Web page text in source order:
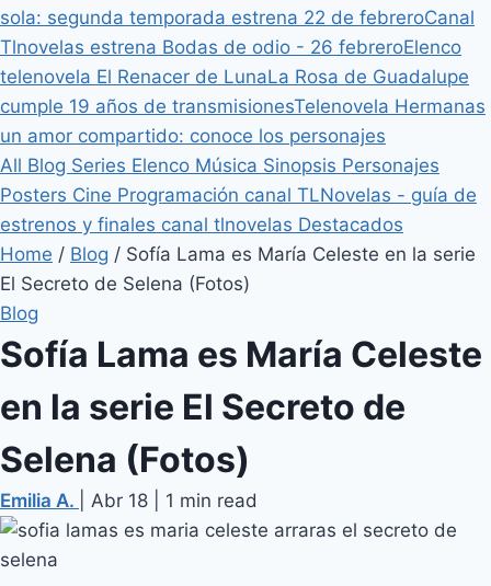
sola: segunda temporada estrena 22 de febreroCanal
Tlnovelas estrena Bodas de odio - 26 febreroElenco
telenovela El Renacer de LunaLa Rosa de Guadalupe
cumple 19 años de transmisionesTelenovela Hermanas
un amor compartido: conoce los personajes
All Blog Series Elenco Música Sinopsis Personajes
Posters Cine Programación canal TLNovelas - guía de
estrenos y finales canal tlnovelas Destacados
Home / Blog / Sofía Lama es María Celeste en la serie
El Secreto de Selena (Fotos)
Blog
Sofía Lama es María Celeste
en la serie El Secreto de
Selena (Fotos)
Emilia A. Abr 18 1 min read